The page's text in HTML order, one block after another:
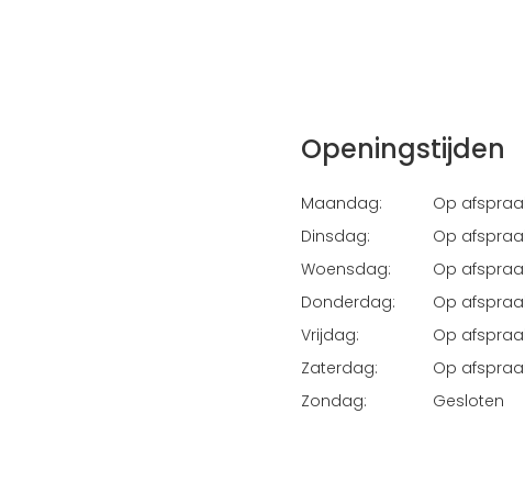
Openingstijden
Maandag:
Op
Dinsdag:
Op
Woensdag:
Op
Donderdag:
Op
Vrijdag:
Op
Zaterdag:
Op
Zondag:
Gesloten